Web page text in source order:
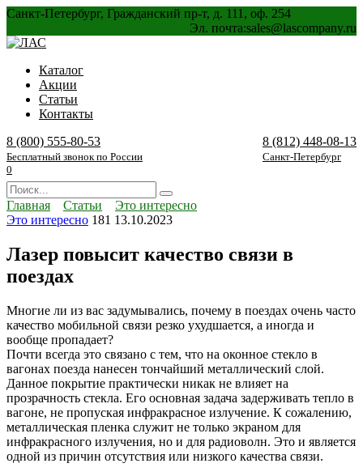
Перейти
содержанию
Санкт-Петербург, Гражданский пр-т, д. 111, оф. 254
Эл. почта:sales@lascompany.ru
Каталог
Акции
Статьи
Контакты
8 (800) 555-80-53
Бесплатный звонок по России
8 (812) 448-08-13
Санкт-Петербург
0
Search
for:
Главная Статьи
Это интересно
Это интересно 181 13.10.2023
Лазер повысит качество связи в
поездах
Многие ли из вас задумывались, почему в поездах очень часто
качество мобильной связи резко ухудшается, а иногда и
вообще пропадает?
Почти всегда это связано с тем, что на оконное стекло в
вагонах поезда нанесен тончайший металлический слой.
Данное покрытие практически никак не влияет на
прозрачность стекла. Его основная задача задерживать тепло в
вагоне, не пропуская инфракрасное излучение. К сожалению,
металлическая пленка служит не только экраном для
инфракрасного излучения, но и для радиоволн. Это и является
одной из причин отсутствия или низкого качества связи.